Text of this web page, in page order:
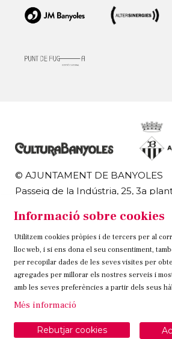
© AJUNTAMENT DE BANYOLES
Passeig de la Indústria, 25, 3a
972 58 18 48 | 972 57 00 50
Sitemap Avís Legal Ús de
Link aLink
Informació sobre cookies
Utilitzem cookies pròpies i de tercers per al
lloc web, i si ens dona el seu consentiment,
per recopilar dades de les seves visites per
agregades per millorar els nostres serveis i
amb les seves preferències a partir dels seus
Més informació
Rebutjar cookies